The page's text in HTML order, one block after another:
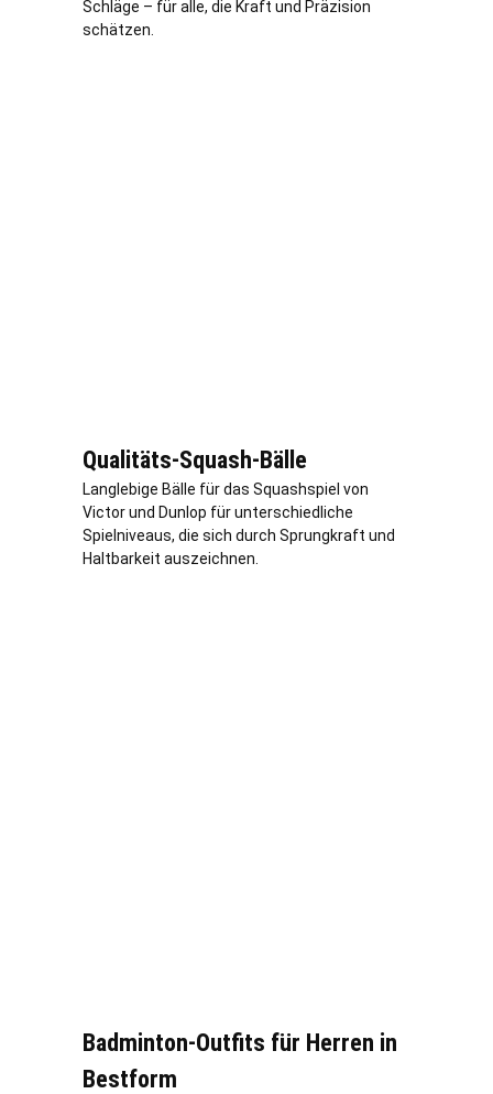
Schläge – für alle, die Kraft und Präzision
schätzen.
Qualitäts-Squash-Bälle
Langlebige Bälle für das Squashspiel von
Victor und Dunlop für unterschiedliche
Spielniveaus, die sich durch Sprungkraft und
Haltbarkeit auszeichnen.
Badminton-Outfits für Herren in
Bestform